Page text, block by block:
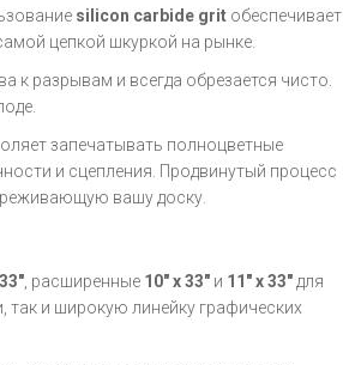
silicon carbide grit обеспечивает
цепкой шкуркой на рынке.
к разрывам и всегда обрезается чисто.
запечатывать полноцветные
и сцепления. Продвинутый процесс
вашу доску.
, расширенные 10" x 33" и 11" x 33" для
так и широкую линейку графических